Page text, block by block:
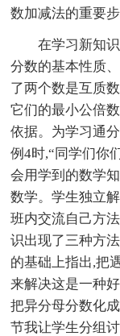
数加减法的重要步
在学习新知
分数的基本性质
了两个数是互质
它们的最小公倍
依据。为学习通
例4时,“同学们你
会用学到的数学
数学。学生独立
班内交流自己方
识出现了三种方
的基础上指出,把
来解决这是一种
把异分母分数化
节我让学生分组